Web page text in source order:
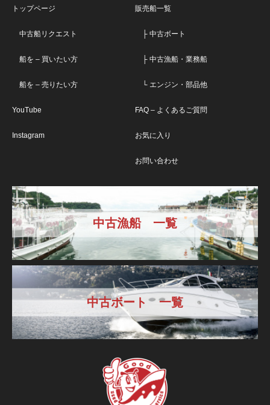
トップページ
中古船リクエスト
船を – 買いたい方
船を – 売りたい方
YouTube
Instagram
販売船一覧
├ 中古ボート
├ 中古漁船・業務船
└ エンジン・部品他
FAQ – よくあるご質問
お気に入り
お問い合わせ
中古漁船 一覧
中古ボート 一覧